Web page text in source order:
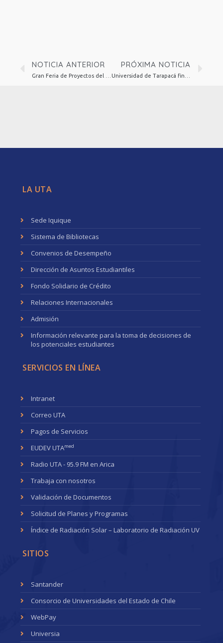
NOTICIA ANTERIOR PRÓXIMA NOTICIA
LA UTA
Sede Iquique
Sistema de Bibliotecas
Convenios de Desempeño
Dirección de Asuntos Estudiantiles
Fondo Solidario de Crédito
Relaciones Internacionales
Admisión
Información relevante para la toma de decisiones de
los potenciales estudiantes
SERVICIOS EN LÍNEA
Intranet
Correo UTA
Pagos de Servicios
EUDEV UTAmed
Radio UTA - 95.9 FM en Arica
Trabaja con nosotros
Validación de Documentos
Solicitud de Planes y Programas
Índice de Radiación Solar – Laboratorio de Radiación UV
SITIOS
Santander
Consorcio de Universidades del Estado de Chile
WebPay
Universia